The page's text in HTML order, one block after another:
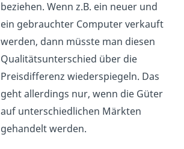
beziehen. Wenn z.B. ein neuer und
ein gebrauchter Computer verkauft
werden, dann müsste man diesen
Qualitätsunterschied über die
Preisdifferenz wiederspiegeln. Das
geht allerdings nur, wenn die Güter
auf unterschiedlichen Märkten
gehandelt werden.